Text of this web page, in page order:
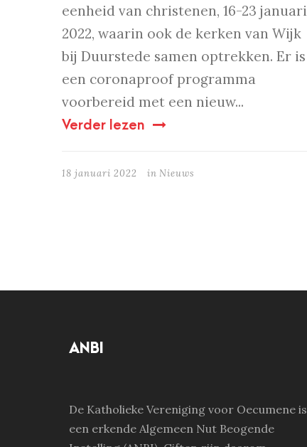
eenheid van christenen, 16-23 januari
2022, waarin ook de kerken van Wijk
bij Duurstede samen optrekken. Er is
een coronaproof programma
voorbereid met een nieuw...
Verder lezen
18 januari 2022 in Nieuws
ANBI
De Katholieke Vereniging voor Oecumene is
een erkende Algemeen Nut Beogende